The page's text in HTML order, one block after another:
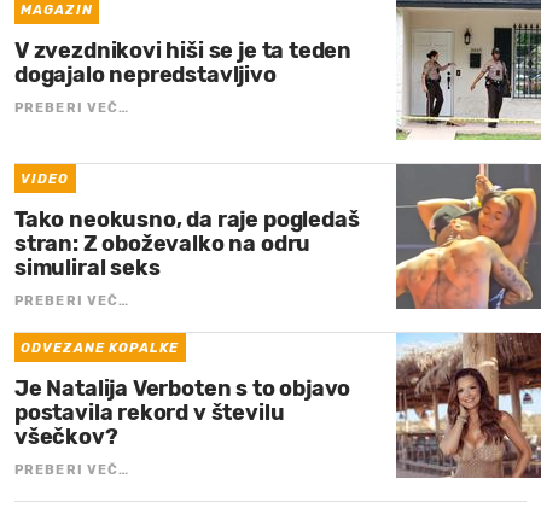
MAGAZIN
V zvezdnikovi hiši se je ta teden
dogajalo nepredstavljivo
PREBERI VEČ…
VIDEO
Tako neokusno, da raje pogledaš
stran: Z oboževalko na odru
simuliral seks
PREBERI VEČ…
ODVEZANE KOPALKE
Je Natalija Verboten s to objavo
postavila rekord v številu
všečkov?
PREBERI VEČ…